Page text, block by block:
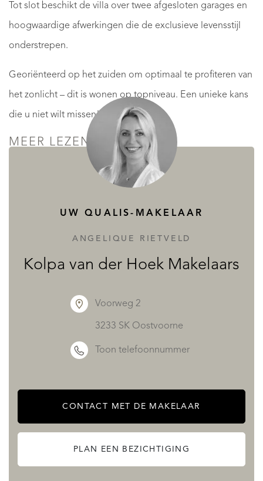
Tot slot beschikt de villa over twee afgesloten garages en
hoogwaardige afwerkingen die de exclusieve levensstijl
onderstrepen.
Georiënteerd op het zuiden om optimaal te profiteren van
het zonlicht – dit is wonen op topniveau. Een unieke kans
die u niet wilt missen!
MEER LEZEN
MINDER LEZEN
UW QUALIS-MAKELAAR
ANGELIQUE RIETVELD
Kolpa van der Hoek Makelaars
Voorweg 2
3233 SK Oostvoorne
Toon telefoonnummer
CONTACT MET DE MAKELAAR
PLAN EEN BEZICHTIGING